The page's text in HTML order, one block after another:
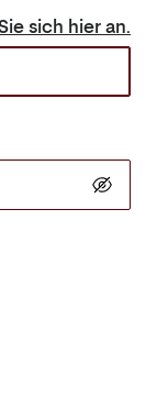
Melden Sie sich hier an.